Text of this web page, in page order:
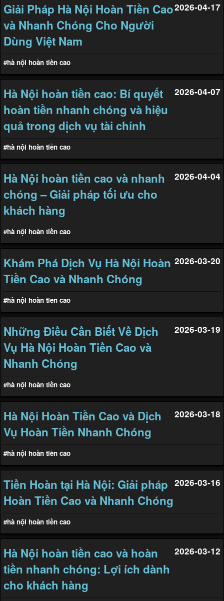
Giải Pháp Hà Nội Hoàn Tiền Cao
và Nhanh Chóng Cho Người
Dùng Việt Nam
2026-04-17
#hà nội hoàn tiền cao
Hà Nội hoàn tiền cao: Bí quyết
hoàn tiền nhanh chóng và hiệu
quả trong dịch vụ tài chính
2026-04-07
#hà nội hoàn tiền cao
Hà Nội hoàn tiền cao và nhanh
chóng – Giải pháp tối ưu cho
khách hàng
2026-04-04
#hà nội hoàn tiền cao
Khám Phá Dịch Vụ Hà Nội Hoàn
Tiền Cao và Nhanh Chóng
2026-03-20
#hà nội hoàn tiền cao
Những Điều Cần Biết Về Dịch
Vụ Hà Nội Hoàn Tiền Cao và
Nhanh Chóng
2026-03-19
#hà nội hoàn tiền cao
Hà Nội Hoàn Tiền Cao và Dịch
Vụ Hoàn Tiền Nhanh Chóng
2026-03-18
#hà nội hoàn tiền cao
Tiền Hoàn tại Hà Nội: Giải pháp
Hoàn Tiền Cao và Nhanh Chóng
2026-03-16
#hà nội hoàn tiền cao
Hà Nội hoàn tiền cao và hoàn
tiền nhanh chóng: Lợi ích dành
cho khách hàng
2026-03-12